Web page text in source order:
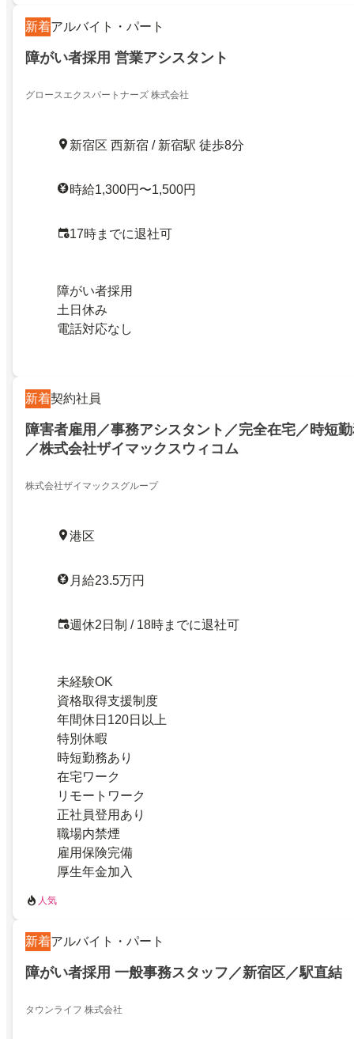
新着アルバイト・パート
障がい者採用 営業アシスタント
グロースエクスパートナーズ 株式会社
新宿区 西新宿 / 新宿駅 徒歩8分
時給1,300円〜1,500円
17時までに退社可
障がい者採用
土日休み
電話対応なし
新着契約社員
障害者雇用／事務アシスタント／完全在宅／時短
／株式会社ザイマックスウィコム
株式会社ザイマックスグループ
港区
月給23.5万円
週休2日制 / 18時までに退社可
未経験OK
資格取得支援制度
年間休日120日以上
特別休暇
時短勤務あり
在宅ワーク
リモートワーク
正社員登用あり
職場内禁煙
雇用保険完備
厚生年金加入
人気
新着アルバイト・パート
障がい者採用 一般事務スタッフ／新宿区／駅直結
タウンライフ 株式会社